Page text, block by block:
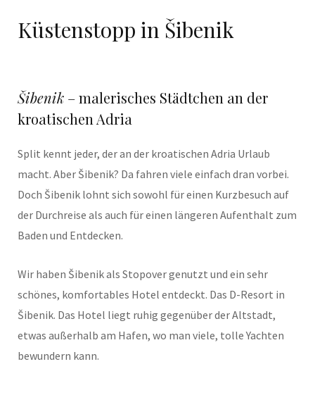
Küstenstopp in Šibenik
Šibenik – malerisches Städtchen an der
kroatischen Adria
Split kennt jeder, der an der kroatischen Adria Urlaub
macht. Aber Šibenik? Da fahren viele einfach dran vorbei.
Doch Šibenik lohnt sich sowohl für einen Kurzbesuch auf
der Durchreise als auch für einen längeren Aufenthalt zum
Baden und Entdecken.
Wir haben Šibenik als Stopover genutzt und ein sehr
schönes, komfortables Hotel entdeckt. Das D-Resort in
Šibenik. Das Hotel liegt ruhig gegenüber der Altstadt,
etwas außerhalb am Hafen, wo man viele, tolle Yachten
bewundern kann.